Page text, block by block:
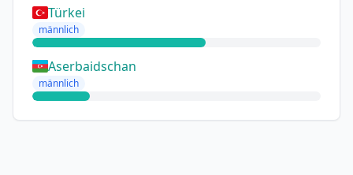
Türkei
männlich
Aserbaidschan
männlich